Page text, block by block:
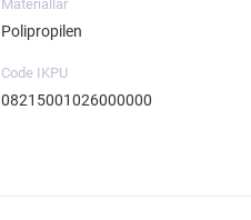
Materiallar
Polipropilen
Code IKPU
08215001026000000